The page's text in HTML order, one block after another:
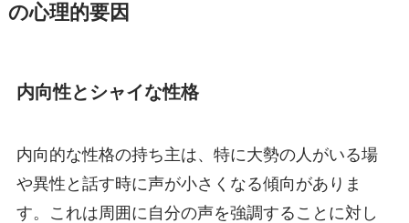
の心理的要因
内向性とシャイな性格
内向的な性格の持ち主は、特に大勢の人がいる場
や異性と話す時に声が小さくなる傾向がありま
す。これは周囲に自分の声を強調することに対し